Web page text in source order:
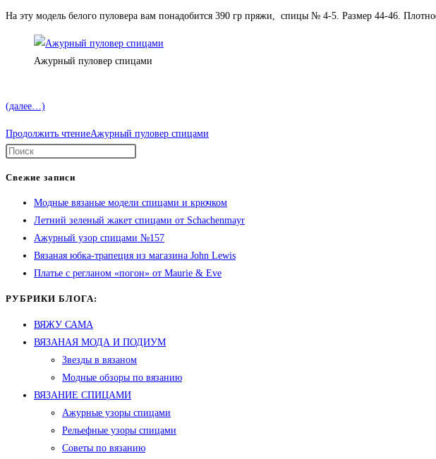
На эту модель белого пуловера вам понадобится 390 гр пряжи, спицы № 4-5. Размер 44-46.
Ажурный пуловер спицами
(далее…)
Продолжить чтениеАжурный пуловер спицами
Свежие записи
Модные вязаные модели спицами и крючком
Летний зеленый жакет спицами от Schachenmayr
Ажурный узор спицами №157
Вязаная юбка-трапеция из магазина John Lewis
Платье с регланом «погон» от Maurie & Eve
РУБРИКИ БЛОГА:
ВЯЖУ САМА
ВЯЗАНАЯ МОДА И ПОДИУМ
Звезды в вязаном
Модные обзоры по вязанию
ВЯЗАНИЕ СПИЦАМИ
Ажурные узоры спицами
Рельефные узоры спицами
Советы по вязанию